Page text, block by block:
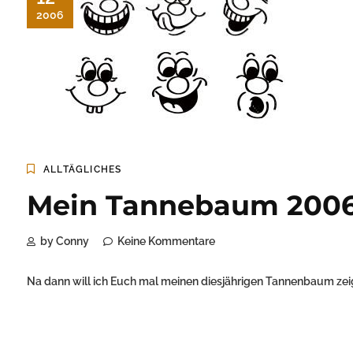
2006
ALLTÄGLICHES
Mein Tannebaum
by Conny Keine Kommentare
Na dann will ich Euch mal meinen diesjährigen Tannenbaum